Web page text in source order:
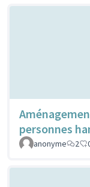
personnes
anonyme
2